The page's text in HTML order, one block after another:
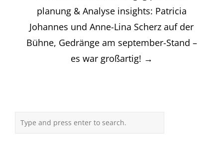
planung & Analyse insights: Patricia
Johannes und Anne-Lina Scherz auf der
Bühne, Gedränge am september-Stand –
es war großartig! →